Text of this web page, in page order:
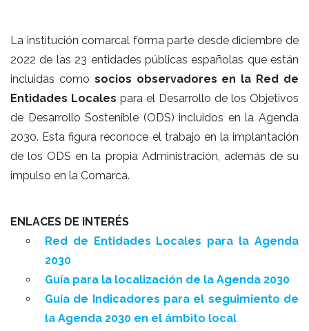
La institución comarcal forma parte desde diciembre de
2022 de las 23 entidades públicas españolas que están
incluidas como socios observadores en la Red de
Entidades Locales para el Desarrollo de los Objetivos
de Desarrollo Sostenible (ODS) incluidos en la Agenda
2030. Esta figura reconoce el trabajo en la implantación
de los ODS en la propia Administración, además de su
impulso en la Comarca.
ENLACES DE INTERÉS
Red de Entidades Locales para la Agenda
2030
Guía para la localización de la Agenda 2030
Guía de Indicadores para el seguimiento de
la Agenda 2030 en el ámbito local